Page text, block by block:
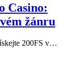
Casino:
žánru
200FS v…